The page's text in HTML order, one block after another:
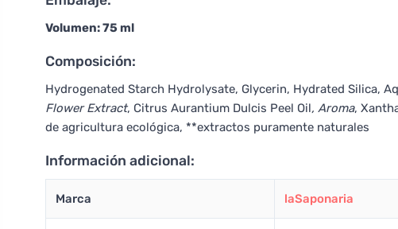
Volumen: 75 ml
Composición:
Hydrogenated Starch Hydrolysate, Glycerin, Hydrated Silica,
Flower Extract, Citrus Aurantium Dulcis Peel Oil, Aroma,
de agricultura ecológica, **extractos puramente naturales
Información adicional:
Marca laSaponaria